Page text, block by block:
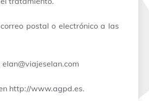
postal o electrónico a las
elan@viajeselan.com
http://www.agpd.es.